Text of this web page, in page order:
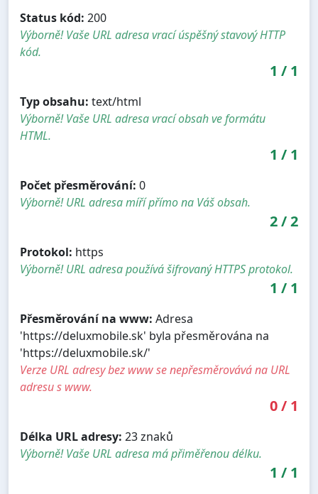
Status kód: 200
Výborně! Vaše URL adresa vrací úspěšný stavový HTTP
kód.
1 / 1
Typ obsahu: text/html
Výborně! Vaše URL adresa vrací obsah ve formátu
HTML.
1 / 1
Počet přesměrování: 0
Výborně! URL adresa míří přímo na Váš obsah.
2/2
Protokol: https
Výborně! URL adresa používá šifrovaný HTTPS protokol.
1 / 1
Přesměrování na www: Adresa
'https://deluxmobile.sk' byla přesměrována na
'https://deluxmobile.sk/'
Verze URL adresy bez www se nepřesměrovává na URL
adresu s www.
0/ 1
Délka URL adresy: 23 znaků
Výborně! Vaše URL adresa má přiměřenou délku.
1 / 1